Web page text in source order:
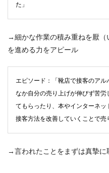
た」
→細かな作業の積み重ねを厭（
を進める力をアピール
エピソード：「靴店で接客のア
なか自分の売り上げが伸びず苦
てもらったり、本やインターネ
接客方法を改善していくことで売
→言われたことをまずは真摯に